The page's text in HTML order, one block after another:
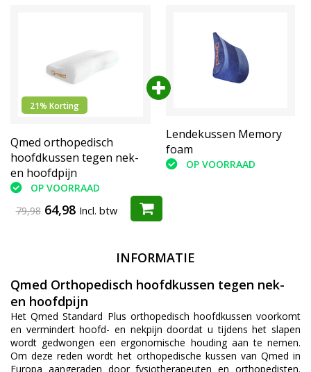
21% Korting
Qmed orthopedisch
hoofdkussen tegen nek-
en hoofdpijn
OP VOORRAAD
foam
OP VOORRAAD
Lendekussen Memory
foam
OP VOORRAAD
79,98 64,98 Incl. btw
INFORMATIE
Qmed Orthopedisch hoofdkussen tegen nek-
en hoofdpijn
Het Qmed Standard Plus orthopedisch hoofdkussen voorkomt
en vermindert hoofd- en nekpijn doordat u tijdens het slapen
wordt gedwongen een ergonomische houding aan te nemen.
Om deze reden wordt het orthopedische kussen van Qmed in
Europa aangeraden door fysiotherapeuten en orthopedisten.